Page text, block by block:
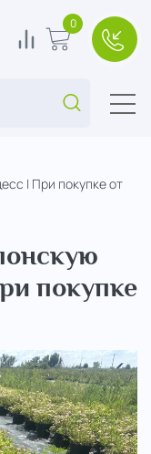
Поиск...
0 В корзину
0
| При покупке от
покупке